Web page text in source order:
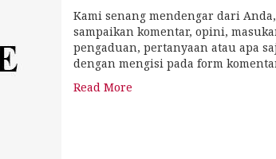
Kami senang mendengar dari
sampaikan komentar, opini,
pengaduan, pertanyaan atau apa
dengan mengisi pada form
Read More